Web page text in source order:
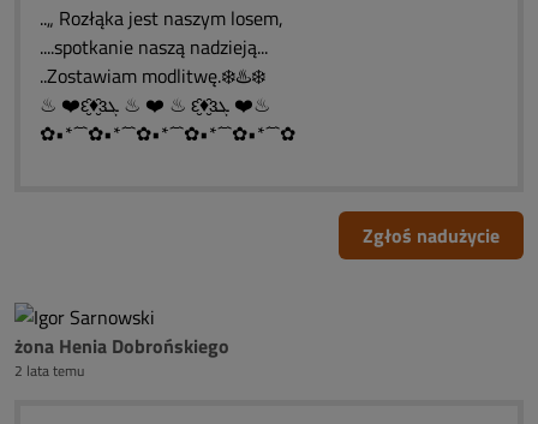
..„ Rozłąka jest naszym losem,
....spotkanie naszą nadzieją...
..Zostawiam modlitwę.❄️♨️❄️
♨ ❤️ԑ̮̑♦̮̑ɜܓ ♨ ❤️ ♨ ԑ̮̑♦̮̑ɜܓ ❤️♨
✿•*´¯`✿•*´¯`✿•*´¯`✿•*´¯`✿•*´¯`✿
Zgłoś nadużycie
żona Henia Dobrońskiego
2 lata temu